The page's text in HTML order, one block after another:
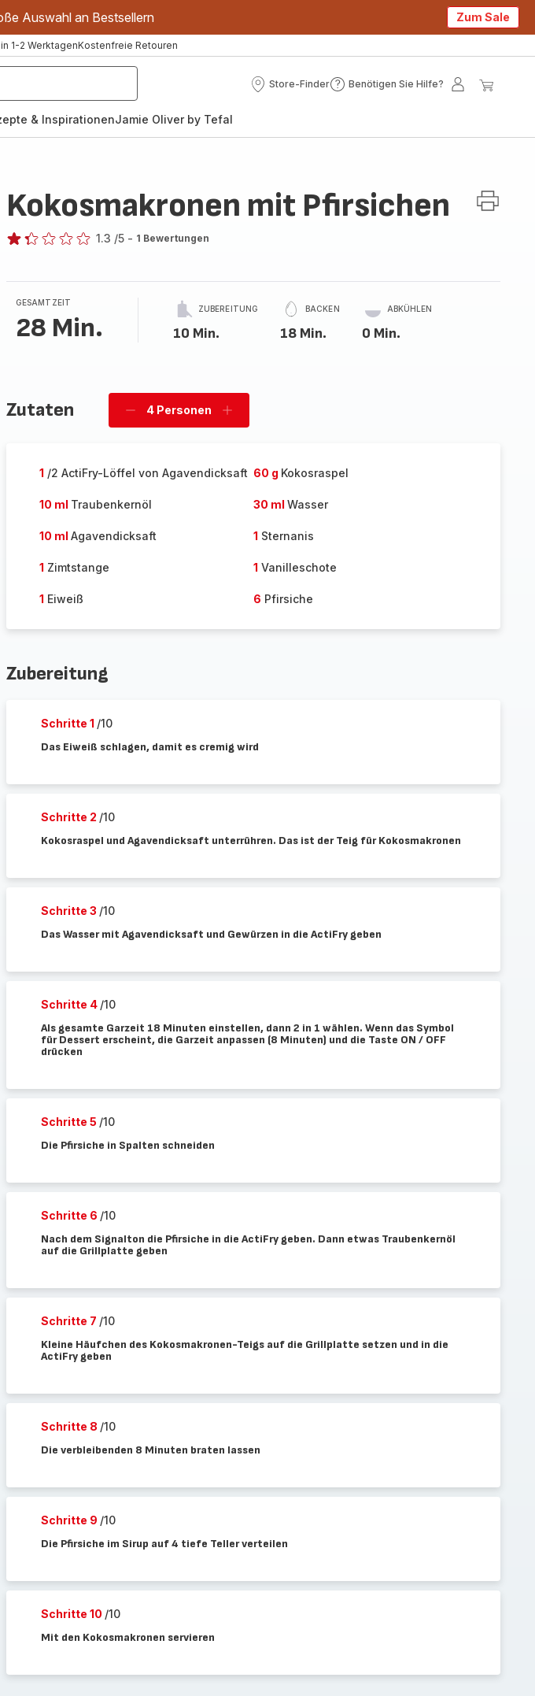
Auswahl an Bestsellern Zum Sale
1-2 WerktagenKostenfreie Retouren
Store-Finder
Store-
Benötigen Sie Hilfe?
Benötigen
Mein
& InspirationenJamie Oliver by Tefal
Kokosmakronen mit Pfirsichen
1.3 /5 - 1 Bewertungen
GESAMTZEIT
28 Min.
ZUBEREITUNG
10 Min.
BACKEN
18 Min.
ABKÜHLEN
0 Min.
Zutaten
Personen
4 Personen
Personen
1 /2 ActiFry-Löffel von Agavendicksaft 60 g Kokosraspel
10 ml Traubenkernöl 30 ml Wasser
10 ml Agavendicksaft 1 Sternanis
1 Zimtstange 1 Vanilleschote
1 Eiweiß 6 Pfirsiche
Zubereitung
Schritte 1 /10
Das Eiweiß schlagen, damit es cremig wird
Schritte 2 /10
Kokosraspel und Agavendicksaft unterrühren. Das ist der Teig für Kokosmakronen
Schritte 3 /10
Das Wasser mit Agavendicksaft und Gewürzen in die ActiFry geben
Schritte 4 /10
Als gesamte Garzeit 18 Minuten einstellen, dann 2 in 1 wählen. Wenn das Symbol
für Dessert erscheint, die Garzeit anpassen (8 Minuten) und die Taste ON / OFF
drücken
Schritte 5 /10
Die Pfirsiche in Spalten schneiden
Schritte 6 /10
Nach dem Signalton die Pfirsiche in die ActiFry geben. Dann etwas Traubenkernöl
auf die Grillplatte geben
Schritte 7 /10
Kleine Häufchen des Kokosmakronen-Teigs auf die Grillplatte setzen und in die
ActiFry geben
Schritte 8 /10
Die verbleibenden 8 Minuten braten lassen
Schritte 9 /10
Die Pfirsiche im Sirup auf 4 tiefe Teller verteilen
Schritte 10 /10
Mit den Kokosmakronen servieren